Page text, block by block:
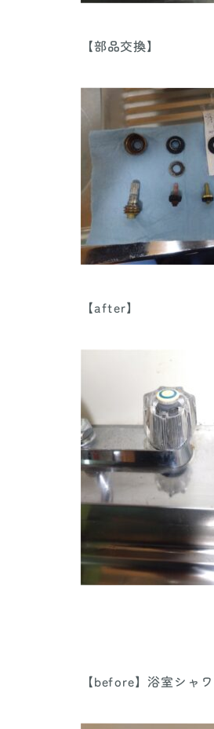
【部品交換】
【after】
【before】浴室シャ